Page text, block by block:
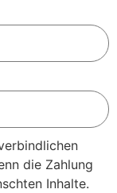
die Zahlung
Inhalte.